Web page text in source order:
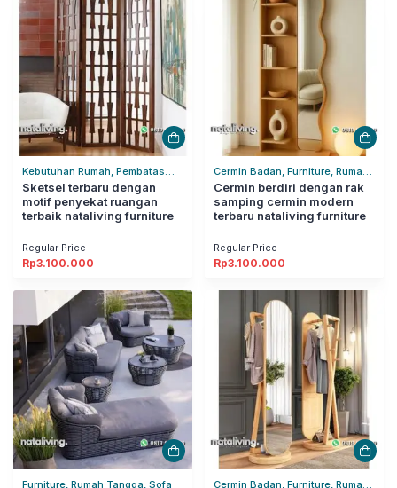
Kebutuhan Rumah, Pembatas
Ruangan, Rumah Tangga
Sketsel terbaru dengan
motif penyekat ruangan
terbaik nataliving furniture
Regular Price
Rp3.100.000
Cermin Badan, Furniture, Rumah
Tangga
Cermin berdiri dengan rak
samping cermin modern
terbaru nataliving furniture
Regular Price
Rp3.100.000
Furniture, Rumah Tangga, Sofa
Cermin Badan, Furniture, Rumah